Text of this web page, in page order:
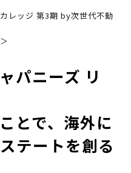
レッジ 第3期 by次世代不動
パニーズ リ
とで、海外に
テートを創る